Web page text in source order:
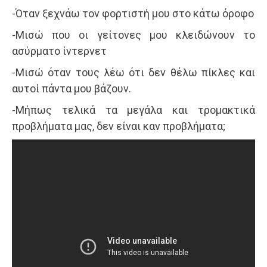
-Όταν ξεχνάω τον φορτιστή μου στο κάτω όροφο
-Μισώ που οι γείτονες μου κλειδώνουν το
ασύρματο ίντερνετ
-Μισώ όταν τους λέω ότι δεν θέλω πίκλες και
αυτοί πάντα μου βάζουν.
-Μήπως τελικά τα μεγάλα και τρομακτικά
προβλήματα μας, δεν είναι καν προβλήματα;